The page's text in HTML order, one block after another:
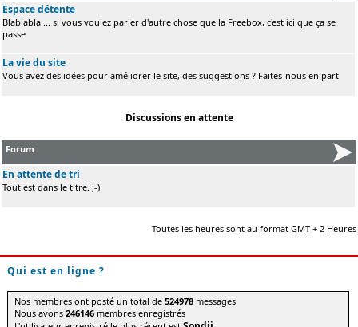
Espace détente
Blablabla ... si vous voulez parler d'autre chose que la Freebox, c'est ici que ça se
passe
La vie du site
Vous avez des idées pour améliorer le site, des suggestions ? Faites-nous en part
Discussions en attente
Forum
En attente de tri
Tout est dans le titre. ;-)
Toutes les heures sont au format GMT + 2 Heures
Qui est en ligne ?
Nos membres ont posté un total de524978 messages
Nous avons246146 membres enregistrés